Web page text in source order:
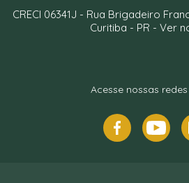
CRECI 06341J - Rua Brigadeiro
Curitiba - PR - Ver
Acesse nossas